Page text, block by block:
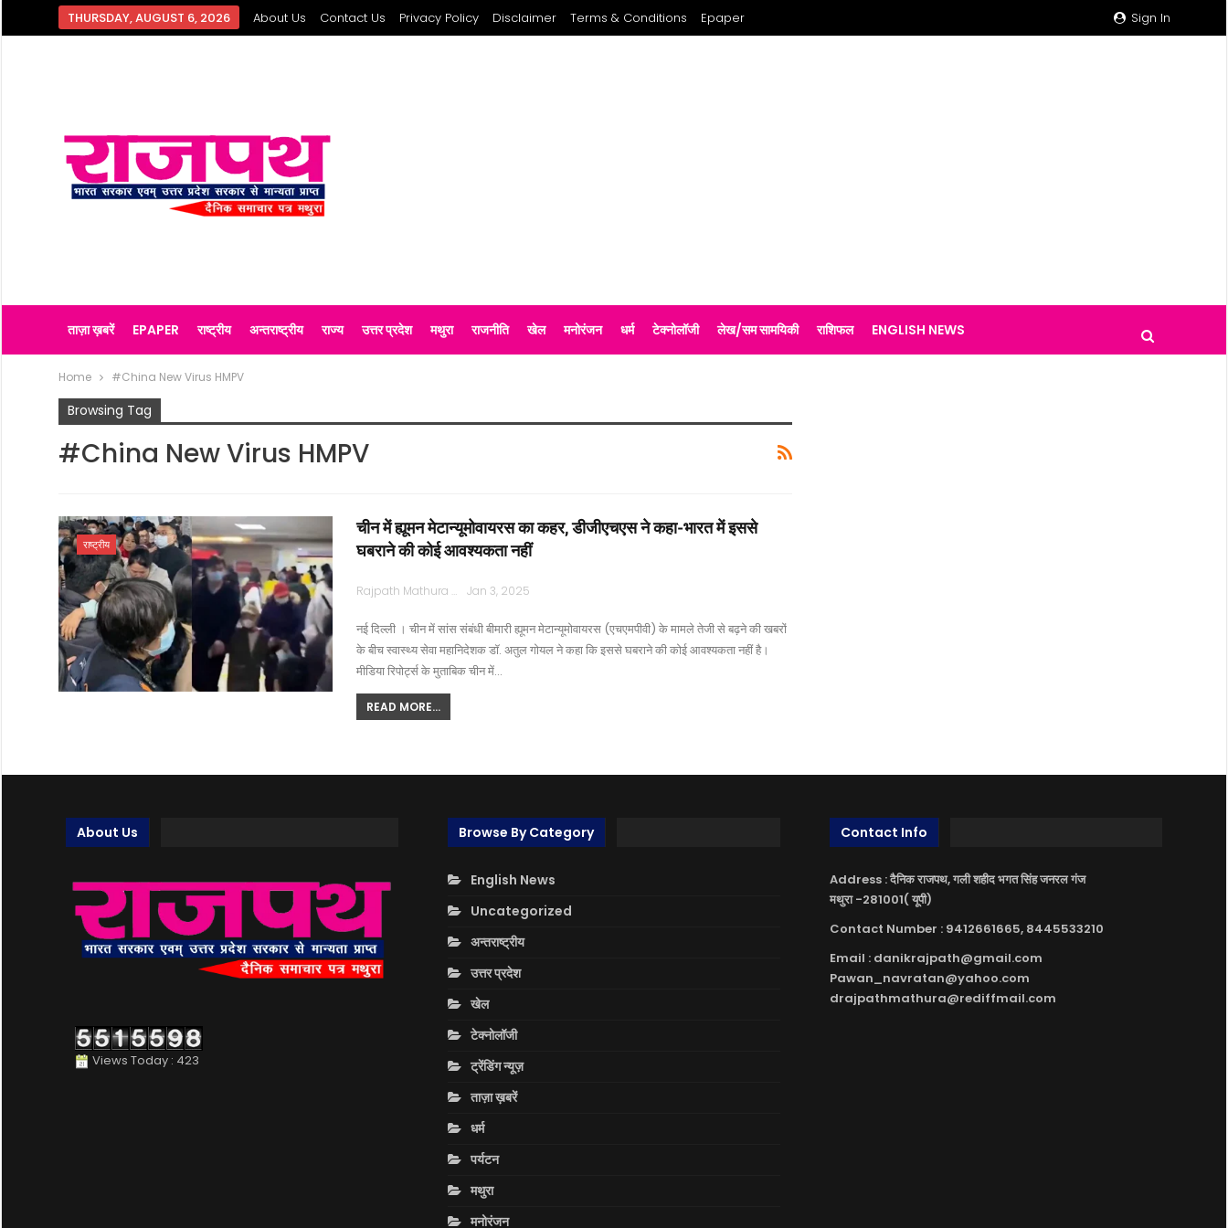
Sign In
THURSDAY, AUGUST 6, 2026 About Us Contact Us Privacy Policy Disclaimer Terms & Conditions Epaper
ताज़ा ख़बरें EPAPER राष्ट्रीय अन्तराष्ट्रीय राज्य उत्तर प्रदेश मथुरा राजनीति खेल मनोरंजन धर्म टेक्नोलॉजी लेख/सम सामयिकी राशिफल ENGLISH NEWS
Home #China New Virus HMPV
Browsing Tag
#China New Virus HMPV
राष्ट्रीय
चीन में ह्यूमन मेटान्यूमोवायरस का कहर, डीजीएचएस ने कहा-भारत में इससे
घबराने की कोई आवश्यकता नहीं
Rajpath Mathura Jan 3, 2025
नई दिल्ली । चीन में सांस संबंधी बीमारी ह्यूमन मेटान्यूमोवायरस (एचएमपीवी) के मामले तेजी से बढ़ने की खबरों
के बीच स्वास्थ्य सेवा महानिदेशक डॉ. अतुल गोयल ने कहा कि इससे घबराने की कोई आवश्यकता नहीं है।
मीडिया रिपोर्ट्स के मुताबिक चीन में…
READ MORE...
About Us
Views Today : 423
Browse By Category
English News
Uncategorized
अन्तराष्ट्रीय
उत्तर प्रदेश
खेल
टेक्नोलॉजी
ट्रेंडिंग न्यूज़
ताज़ा ख़बरें
धर्म
पर्यटन
मथुरा
मनोरंजन
Contact Info
Address : दैनिक राजपथ, गली शहीद भगत सिंह जनरल गंज
मथुरा -281001( यूपी)
Contact Number : 9412661665, 8445533210
Email : danikrajpath@gmail.com
Pawan_navratan@yahoo.com
drajpathmathura@rediffmail.com